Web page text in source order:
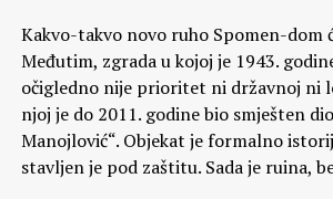
Kakvo-takvo novo ruho Spomen-dom
Međutim, zgrada u kojoj je 1943.
očigledno nije prioritet ni državnoj ni
njoj je do 2011. godine bio smješten
Manojlović“. Objekat je formalno
stavljen je pod zaštitu. Sada je ruina,